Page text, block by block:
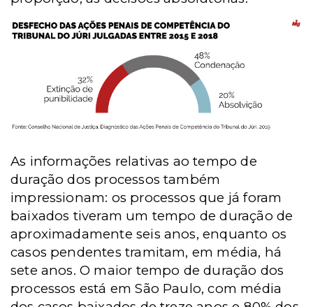
As informações relativas ao tempo de
duração dos processos também
impressionam: os processos que já foram
baixados tiveram um tempo de duração de
aproximadamente seis anos, enquanto os
casos pendentes tramitam, em média, há
sete anos. O maior tempo de duração dos
processos está em São Paulo, com média